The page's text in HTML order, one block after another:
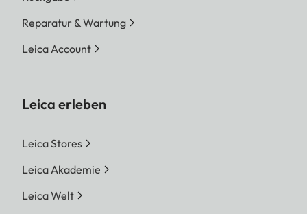
Reparatur & Wartung
Leica Account
Leica erleben
Leica Stores
Leica Akademie
Leica Welt